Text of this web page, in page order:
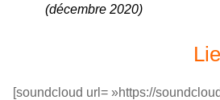
(décembre 2020)
[soundcloud url= »https://